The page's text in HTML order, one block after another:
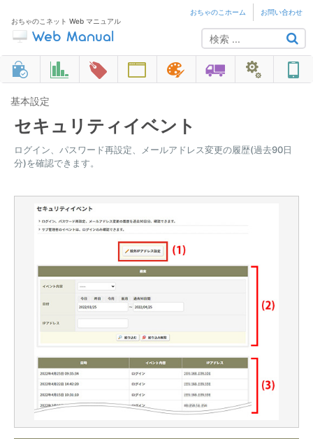
おちゃのこネット Web マニュアル
おちゃのこホーム お問い合わせ
基本設定
セキュリティイベント
ログイン、パスワード再設定、メールアドレス変更の履歴(過去90日
分)を確認できます。